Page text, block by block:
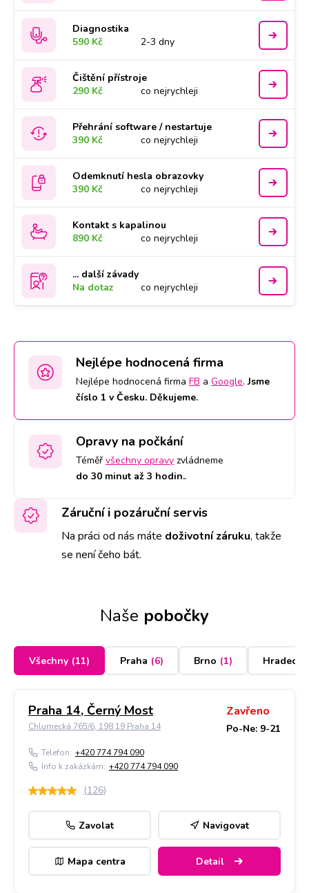
Diagnostika
590 Kč
2-3 dny
Čištění přístroje
290 Kč
co nejrychleji
Přehrání software / nestartuje
390 Kč
co nejrychleji
Odemknutí hesla obrazovky
390 Kč
co nejrychleji
Kontakt s kapalinou
890 Kč
co nejrychleji
... další závady
Na dotaz
co nejrychleji
Nejlépe hodnocená firma
Nejlépe hodnocená firma FB a Google.Jsme
číslo 1 v Česku. Děkujeme.
Opravy na počkání
Téměř všechny opravy zvládneme
do 30 minut až 3 hodin..
Záruční i pozáruční servis
Na práci od nás máte doživotní záruku, takže
se není čeho bát.
Naše pobočky
Všechny (11) Praha (6) Brno (1) Hradec
Praha 14, Černý Most
Chlumecká 765/6, 198 19 Praha 14
Zavřeno
Po-Ne: 9-21
Telefon: +420 774 794 090
Info k zakázkám: +420 774 794 090
(126)
Zavolat Navigovat
Mapa centra Detail